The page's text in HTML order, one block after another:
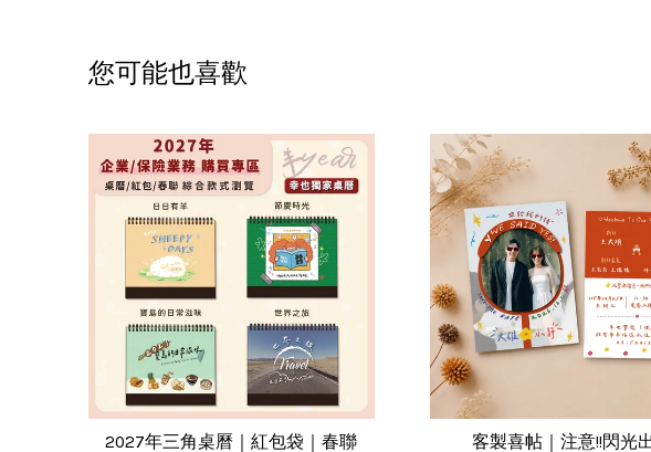
您可能也喜歡
2027年三角桌曆｜紅包袋｜春聯 客製喜帖｜注意!!閃光